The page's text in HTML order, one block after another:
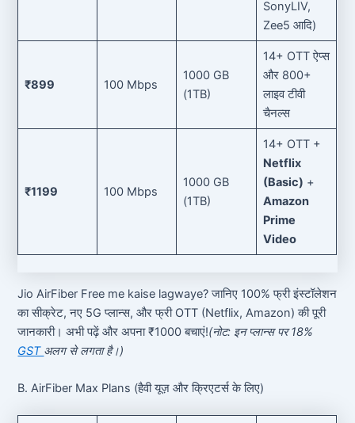
SonyLIV,
Zee5 आदि)
₹899 100 Mbps
1000 GB
(1TB)
14+ OTT ऐप्स
और 800+
लाइव टीवी
चैनल्स
₹1199 100 Mbps
1000 GB
(1TB)
14+ OTT +
Netflix
(Basic) +
Amazon
Prime
Video
Jio AirFiber Free me kaise lagwaye? जानिए 100% फ्री इंस्टॉलेशन
का सीक्रेट, नए 5G प्लान्स, और फ्री OTT (Netflix, Amazon) की पूरी
जानकारी। अभी पढ़ें और अपना ₹1000 बचाएं!(नोट: इन प्लान्स पर 18%
GST अलग से लगता है।)
B. AirFiber Max Plans (हैवी यूज़ और क्रिएटर्स के लिए)